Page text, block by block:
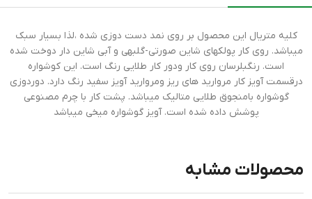
کلیه متریال این محصول بر روی نمد دست دوزی شده ،لذا بسیار سبک
میباشد. روی کار پولکهای شاین صورتی-گلبهی و آبی شاین دار دوخت شده
است. رنگبلرسان روی کار ودور کار طلایی رنگ است. این کوشواره
درقسمت آویز کار مروارید های ریز ومروارید آویز سفید رنگ دارد. دوردوزی
گوشواره بامنجوق طلایی متالیک میباشد. پشت کار با چرم مصنوعی
پوشش داده شده است. آویز گوشواره میخی میباشد
محصولات مشابه